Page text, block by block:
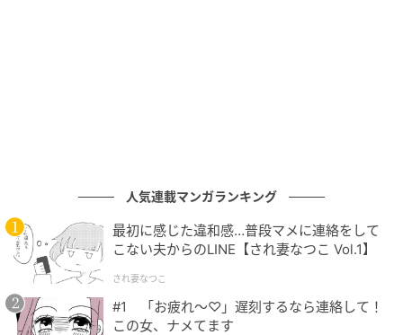
人気連載マンガランキング
最初に感じた違和感…普段マメに連絡をして
こない夫からのLINE【され妻なつこ Vol.1】
され妻なつこ
#1 「お疲れ〜♡」遅刻するなら連絡して！
この女、ナメてます